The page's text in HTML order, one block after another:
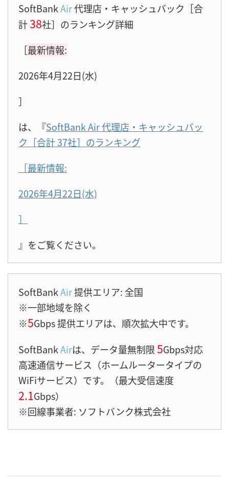
SoftBankAir代理店・キャッシュバック［合
計38社］のランキング詳細
［最新情報:
2026年4月22日(水)
］
は、『SoftBank Air 代理店・キャッシュバッ
ク［合計 37社］のランキング
［最新情報:
2026年4月22日(水)
］
』をご覧ください。
SoftBankAir提供エリア: 全国
※一部地域を除く
※5Gbps 提供エリアは、順次拡大中です。
SoftBankAirは、データ量無制限5Gbps対応
高速通信サービス（ホームルータータイプの
WiFiサービス）です。（最大受信速度
2.1Gbps）
※回線事業者: ソフトバンク株式会社